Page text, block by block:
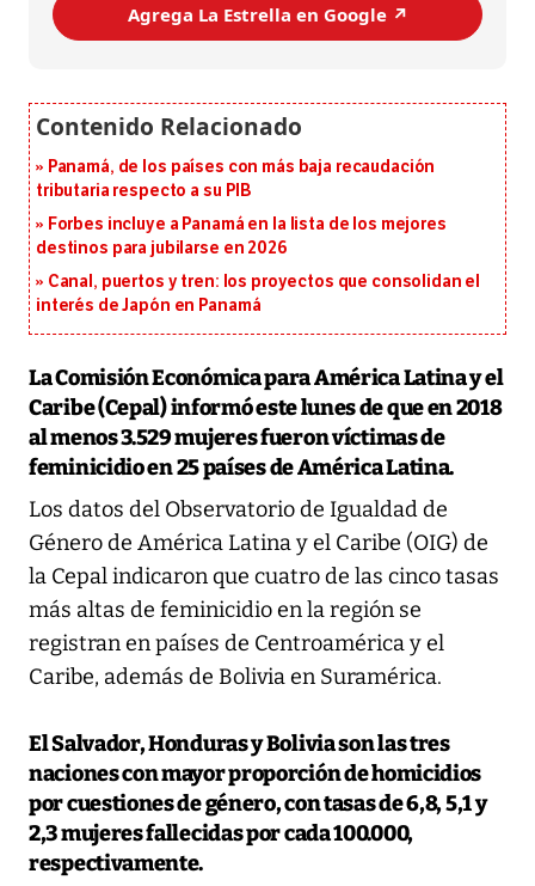
Agrega La Estrella en Google ↗️
Panamá, de los países con más baja recaudación
tributaria respecto a su PIB
Forbes incluye a Panamá en la lista de los mejores
destinos para jubilarse en 2026
Canal, puertos y tren: los proyectos que consolidan el
interés de Japón en Panamá
La Comisión Económica para América Latina y el
Caribe (Cepal)informó este lunes de que en 2018
al menos 3.529 mujeres fueron víctimas de
feminicidioen 25 países de América Latina.
Los datos del Observatorio de Igualdad de
Género de América Latina y el Caribe (OIG) de
la Cepal indicaron que cuatro de las cinco tasas
más altas de feminicidioen la región se
registran en países de Centroamérica y el
Caribe, además de Bolivia en Suramérica.
El Salvador, Honduras y Boliviason lastres
naciones con mayor proporción de homicidios
por cuestiones de género, con tasas de 6,8, 5,1 y
2,3 mujeres fallecidas por cada 100.000,
respectivamente.